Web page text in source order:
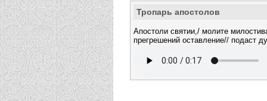
Тропарь апостолов
Апостоли святии,/ молите
прегрешений оставление// подаст